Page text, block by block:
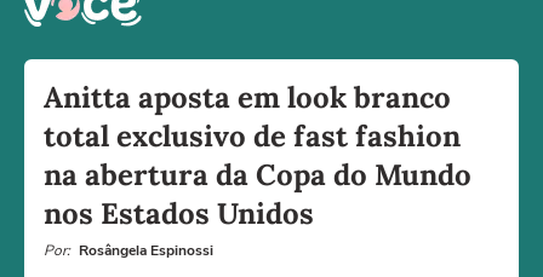
Anitta aposta em look branco
total exclusivo de fast fashion
na abertura da Copa do Mundo
nos Estados Unidos
Por: Rosângela Espinossi